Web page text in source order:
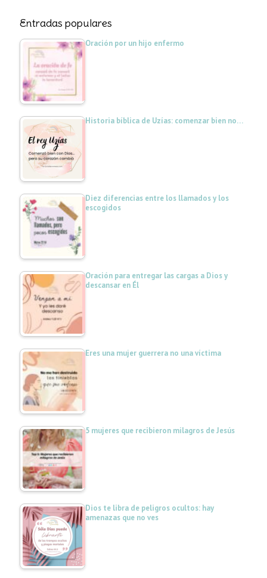
Entradas populares
Oración por un hijo enfermo
Historia bíblica de Uzías: comenzar bien no…
Diez diferencias entre los llamados y los
escogidos
Oración para entregar las cargas a Dios y
descansar en Él
Eres una mujer guerrera no una víctima
5 mujeres que recibieron milagros de Jesús
Dios te libra de peligros ocultos: hay
amenazas que no ves